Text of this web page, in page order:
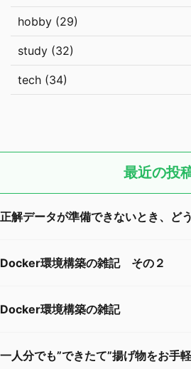
hobby (29)
study (32)
tech (34)
最近の投
正解データが準備できないとき、ど
Docker環境構築の雑記 その２
Docker環境構築の雑記
一人分でも”できたて”揚げ物をお手